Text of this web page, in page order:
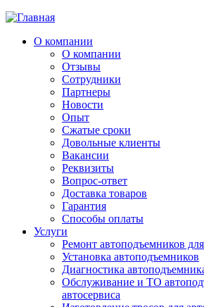
О компании
О компании
Отзывы
Сотрудники
Партнеры
Новости
Опыт
Сжатые сроки
Довольные клиенты
Вакансии
Реквизиты
Вопрос-ответ
Доставка товаров
Гарантия
Способы оплаты
Услуги
Ремонт автоподъемников для
Установка автоподъемников
Диагностика
Обслуживание и ТО
автосервиса